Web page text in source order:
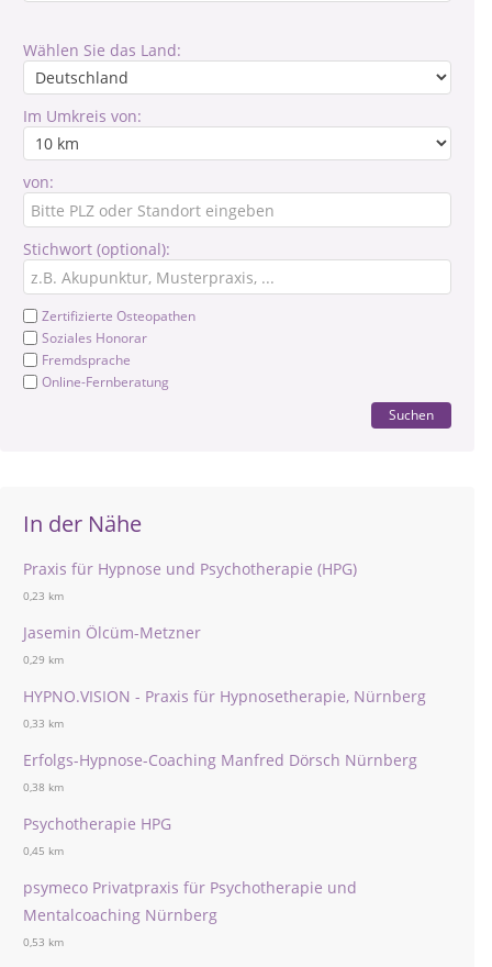
Wählen Sie das Land:
Im Umkreis von:
von:
Stichwort (optional):
Zertifizierte Osteopathen
Soziales Honorar
Fremdsprache
Online-Fernberatung
Suchen
In der Nähe
Praxis für Hypnose und Psychotherapie (HPG)
0,23 km
Jasemin Ölcüm-Metzner
0,29 km
HYPNO.VISION - Praxis für Hypnosetherapie, Nürnberg
0,33 km
Erfolgs-Hypnose-Coaching Manfred Dörsch Nürnberg
0,38 km
Psychotherapie HPG
0,45 km
psymeco Privatpraxis für Psychotherapie und
Mentalcoaching Nürnberg
0,53 km